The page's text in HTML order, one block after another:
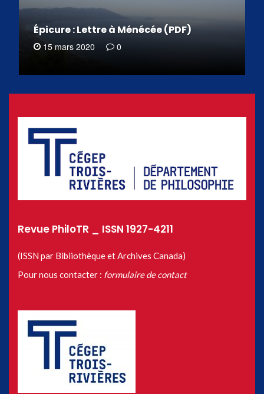
Épicure : Lettre à Ménécée (PDF)
15 mars 2020 0
Revue PhiloTR _ ISSN 1927-4211
(ISSN par Bibliothèque et Archives Canada)
Pour nous contacter : formulaire de contact